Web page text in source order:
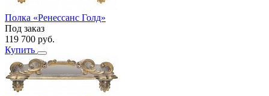
Полка «Ренессанс Голд»
Под заказ
119 700 руб.
Купить